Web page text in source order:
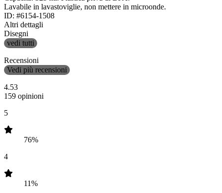
Lavabile in lavastoviglie, non mettere in microonde.
ID: #6154-1508
Altri dettagli
Disegni
vedi tutti
Recensioni
Vedi più recensioni
4.53
159 opinioni
5
76%
4
11%